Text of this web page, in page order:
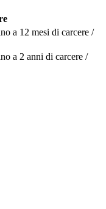
a 12 mesi di carcere /
a 2 anni di carcere /